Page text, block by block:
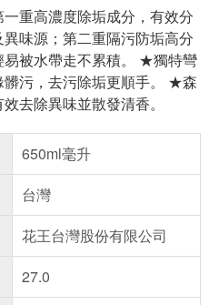
重高濃度除垢成分，有效分
味源；第二重隔污防垢高分
被水帶走不累積。 ★獨特彎
污，去污除垢更順手。 ★森
去除異味並散發清香。
650ml毫升
台灣
花王台灣股份有限公司
27.0